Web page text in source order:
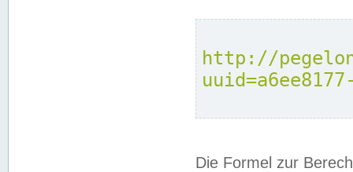
http://
Die Formel zur